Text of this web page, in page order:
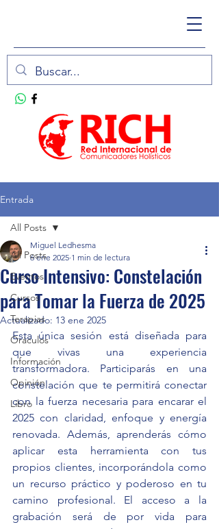
Entrada
All Posts
Eventos
Cursos
Terapias
Oráculos
Información
Opinión
Libro
All Posts
Curso Intensivo: Constelación
para Tomar la Fuerza de 2025
Miguel Ledhesma
6 ene 2025 1 min de lectura
Actualizado: 13 ene 2025
Esta única sesión está diseñada para
que vivas una experiencia
transformadora. Participarás en una
constelación que te permitirá conectar
con la fuerza necesaria para encarar el
2025 con claridad, enfoque y energía
renovada. Además, aprenderás cómo
aplicar esta herramienta con tus
propios clientes, incorporándola como
un recurso práctico y poderoso en tu
camino profesional. El acceso a la
grabación será de por vida para